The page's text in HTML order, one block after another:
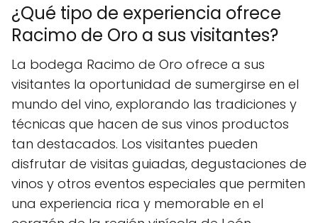
¿Qué tipo de experiencia ofrece
Racimo de Oro a sus visitantes?
La bodega Racimo de Oro ofrece a sus
visitantes la oportunidad de sumergirse en el
mundo del vino, explorando las tradiciones y
técnicas que hacen de sus vinos productos
tan destacados. Los visitantes pueden
disfrutar de visitas guiadas, degustaciones de
vinos y otros eventos especiales que permiten
una experiencia rica y memorable en el